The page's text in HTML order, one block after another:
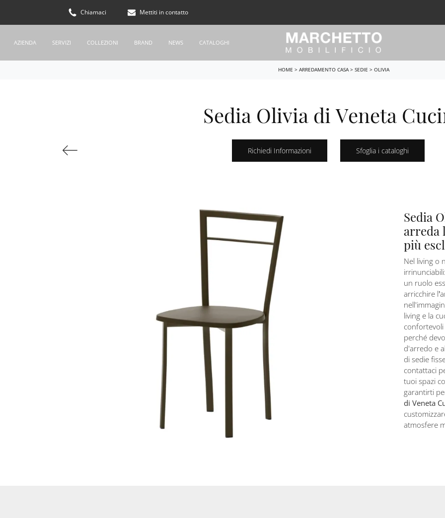
Chiamaci Mettiti in contatto
AZIENDA SERVIZI COLLEZIONI BRAND NEWS CATALOGHI
HOME > ARREDAMENTO CASA> SEDIE > OLIVIA
Sedia Olivia di Veneta
Richiedi Informazioni Sfoglia i cataloghi
Sedia
arreda
più
Nel living o
un ruolo
arricchire
living e la
confortevoli
perché
d'arredo e
di sedie
contattaci
tuoi spazi
garantirti
di Veneta
atmosfere